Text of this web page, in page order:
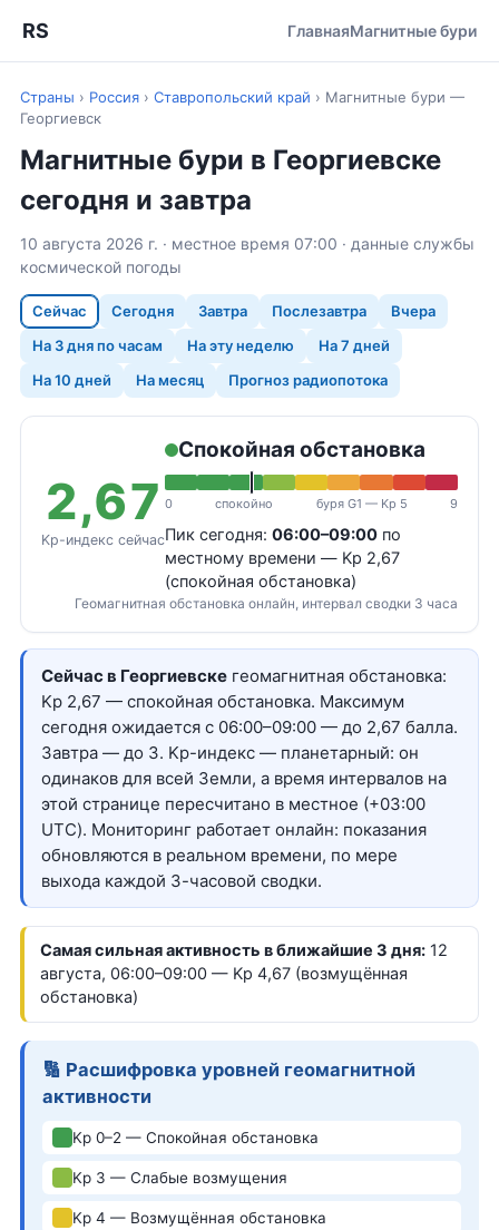
RS ГлавнаяМагнитные бури
Страны › Россия › Ставропольский край › Магнитные бури —
Георгиевск
Магнитные бури в Георгиевске
сегодня и завтра
10 августа 2026 г. · местное время 07:00 · данные службы
космической погоды
Сейчас Сегодня Завтра Послезавтра
Вчера
На 3 дня по часам
На эту неделю
На 7 дней
На 10 дней
На месяц Прогноз радиопотока
2,67
Kp-индекс сейчас
Спокойная обстановка
0 спокойно буря G1 — Kp 5 9
Пик сегодня: 06:00–09:00 по
местному времени — Kp 2,67
(спокойная обстановка)
Геомагнитная обстановка онлайн, интервал сводки 3 часа
Сейчас в Георгиевске геомагнитная обстановка:
Kp 2,67 — спокойная обстановка. Максимум
сегодня ожидается с 06:00–09:00 — до 2,67 балла.
Завтра — до 3. Kp-индекс — планетарный: он
одинаков для всей Земли, а время интервалов на
этой странице пересчитано в местное (+03:00
UTC). Мониторинг работает онлайн: показания
обновляются в реальном времени, по мере
выхода каждой 3-часовой сводки.
Самая сильная активность в ближайшие 3 дня: 12
августа, 06:00–09:00 — Kp 4,67 (возмущённая
обстановка)
🔢 Расшифровка уровней геомагнитной
активности
Kp 0–2 — Спокойная обстановка
Kp 3 — Слабые возмущения
Kp 4 — Возмущённая обстановка